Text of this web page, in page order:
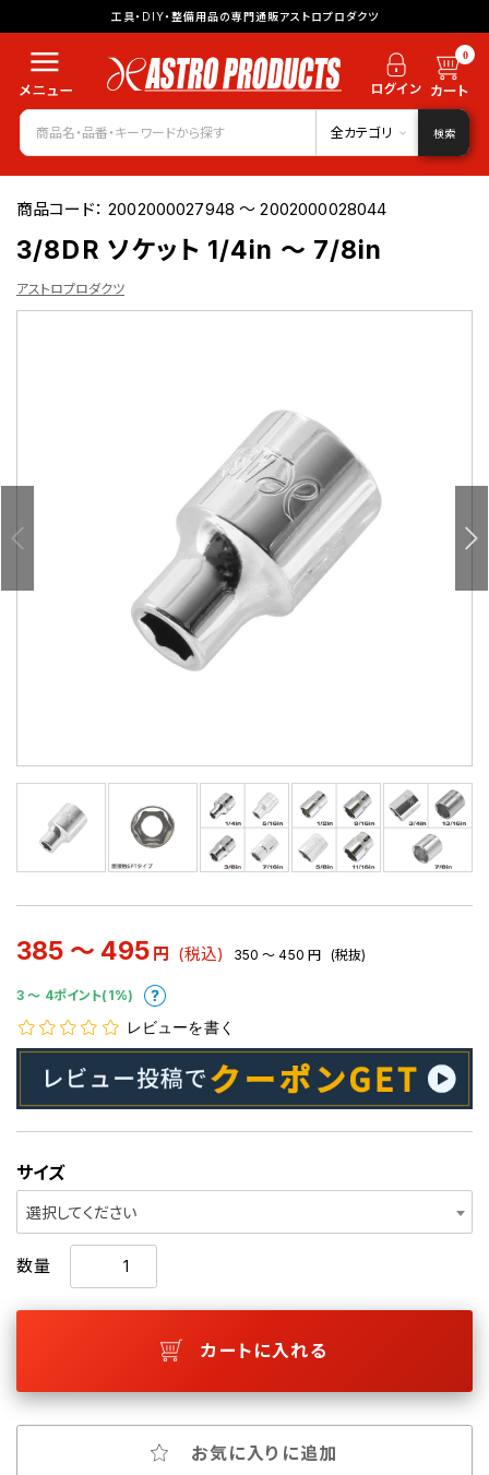
工具・DIY・整備用品の専門通販アストロプロダクツ
0
全カテゴリ 検索
商品コード：2002000027948 ～ 2002000028044
3/8DR ソケット 1/4in ～ 7/8in
アストロプロダクツ
385 ～ 495 円 (税込) 350 ～ 450 円 (税抜)
3 〜 4ポイント(1%)
レビューを書く
サイズ
選択してください
数量
カートに入れる
お気に入りに追加